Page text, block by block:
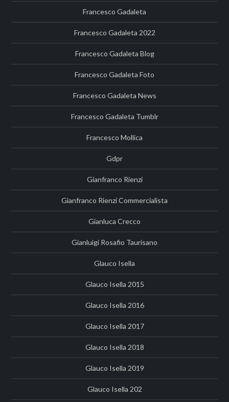
Francesco Gadaleta
Francesco Gadaleta 2022
Francesco Gadaleta Blog
Francesco Gadaleta Foto
Francesco Gadaleta News
Francesco Gadaleta Tumblr
Francesco Mollica
Gdpr
Gianfranco Rienzi
Gianfranco Rienzi Commercialista
Gianluca Crecco
Gianluigi Rosafio Taurisano
Glauco Isella
Glauco Isella 2015
Glauco Isella 2016
Glauco Isella 2017
Glauco Isella 2018
Glauco Isella 2019
Glauco Isella 202